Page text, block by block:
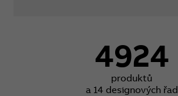
4924
produktů
a 14 designových řad